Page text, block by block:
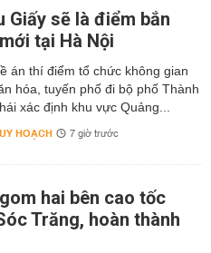
Giấy sẽ là điểm bắn
tại Hà Nội
án thí điểm tổ chức không gian
hóa, tuyến phố đi bộ phố Thành
xác định khu vực Quảng...
HOẠCH 7 giờ trước
hai bên cao tốc
Trăng, hoàn thành